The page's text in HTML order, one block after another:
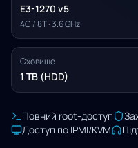
E3-1270 v5
4C / 8T · 3.6 GHz
Сховище
1 TB (HDD)
Повний root-доступ
Доступ по IPMI/KVM